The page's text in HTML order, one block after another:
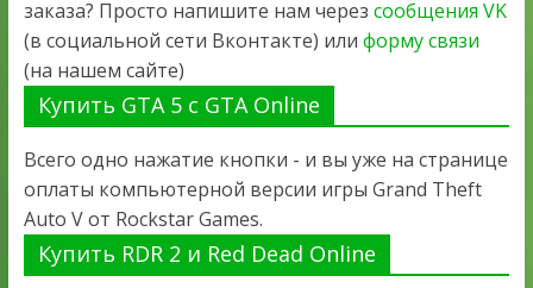
заказа? Просто напишите нам через сообщения VK
(в социальной сети Вконтакте) или форму связи
(на нашем сайте)
Купить GTA 5 с GTA Online
Всего одно нажатие кнопки - и вы уже на странице
оплаты компьютерной версии игры Grand Theft
Auto V от Rockstar Games.
Купить RDR 2 и Red Dead Online